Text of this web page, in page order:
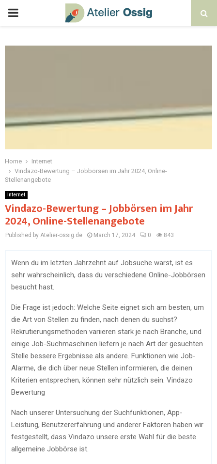
Home
Internet
Vindazo-Bewertung – Jobbörsen im Jahr 2024, Online-
Stellenangebote
Internet
Vindazo-Bewertung – Jobbörsen im Jahr
2024, Online-Stellenangebote
Published by Atelier-ossig.de March 17, 2024 0 843
Wenn du im letzten Jahrzehnt auf Jobsuche warst, ist es
sehr wahrscheinlich, dass du verschiedene Online-Jobbörsen
besucht hast.
Die Frage ist jedoch: Welche Seite eignet sich am besten, um
die Art von Stellen zu finden, nach denen du suchst?
Rekrutierungsmethoden variieren stark je nach Branche, und
einige Job-Suchmaschinen liefern je nach Art der gesuchten
Stelle bessere Ergebnisse als andere. Funktionen wie Job-
Alarme, die dich über neue Stellen informieren, die deinen
Kriterien entsprechen, können sehr nützlich sein. Vindazo
Bewertung
Nach unserer Untersuchung der Suchfunktionen, App-
Leistung, Benutzererfahrung und anderer Faktoren haben wir
festgestellt, dass Vindazo unsere erste Wahl für die beste
allgemeine Jobbörse ist.